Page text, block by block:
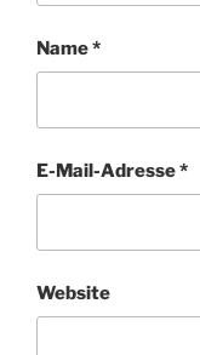
Name*
E-Mail-Adresse*
Website